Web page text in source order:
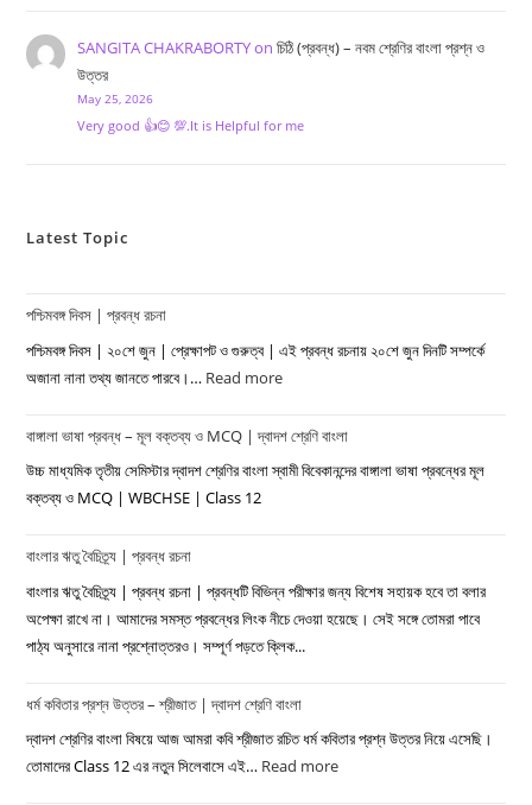
SANGITA CHAKRABORTYon চিঠি (প্রবন্ধ) – নবম শ্রেণির বাংলা প্রশ্ন ও
উত্তর
May 25, 2026
Very good 👍😊 💯.It is Helpful for me
Latest Topic
পশ্চিমবঙ্গ দিবস | প্রবন্ধ রচনা
পশ্চিমবঙ্গ দিবস | ২০শে জুন | প্রেক্ষাপট ও গুরুত্ব | এই প্রবন্ধ রচনায় ২০শে জুন দিনটি সম্পর্কে
অজানা নানা তথ্য জানতে পারবে।… Read more:
দিবস
|
বাঙ্গালা ভাষা প্রবন্ধ – মূল বক্তব্য ও MCQ | দ্বাদশ শ্রেণি বাংলা
উচ্চ মাধ্যমিক তৃতীয় সেমিস্টার দ্বাদশ শ্রেণির বাংলা স্বামী বিবেকানন্দের বাঙ্গালা ভাষা প্রবন্ধের মূল
বক্তব্য ও MCQ | WBCHSE | Class 12
বাংলার ঋতু বৈচিত্র্য | প্রবন্ধ রচনা
বাংলার ঋতু বৈচিত্র্য | প্রবন্ধ রচনা | প্রবন্ধটি বিভিন্ন পরীক্ষার জন্য বিশেষ সহায়ক হবে তা বলার
অপেক্ষা রাখে না। আমাদের সমস্ত প্রবন্ধের লিংক নীচে দেওয়া হয়েছে। সেই সঙ্গে তোমরা পাবে
পাঠ্য অনুসারে নানা প্রশ্নোত্তরও। সম্পূর্ণ পড়তে ক্লিক...
ধর্ম কবিতার প্রশ্ন উত্তর – শ্রীজাত | দ্বাদশ শ্রেণি বাংলা
দ্বাদশ শ্রেণির বাংলা বিষয়ে আজ আমরা কবি শ্রীজাত রচিত ধর্ম কবিতার প্রশ্ন উত্তর নিয়ে এসেছি।
তোমাদের Class 12 এর নতুন সিলেবাসে এই… Read more: